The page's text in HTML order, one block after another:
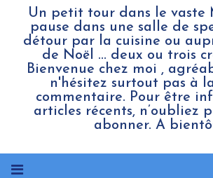
Un petit tour dans le vaste
pause dans une salle de
détour par la cuisine ou
de Noël ... deux ou trois
Bienvenue chez moi ,
n'hésitez surtout pas à
commentaire. Pour être
articles récents, n’oubliez
abonner. A